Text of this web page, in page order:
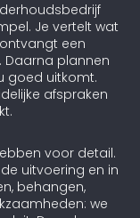
Je vertelt wat
een
Daarna plannen
goed uitkomt.
afspraken
voor detail.
uitvoering en in
behangen,
we